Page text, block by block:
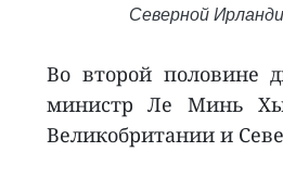
Северной
Во второй половине
министр Ле Минь
Великобритании и